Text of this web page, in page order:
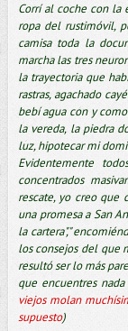
Corrí al coche con la
ropa del rustimóvil,
camisa toda la
marcha las tres
la trayectoria que
rastras, agachado
bebí agua con y
la vereda, la piedra
luz, hipotecar mi
Evidentemente
concentrados
rescate, yo creo que
una promesa a San
la cartera","
los consejos del que
resultó ser lo más
que encuentres
viejos molan
supuesto)